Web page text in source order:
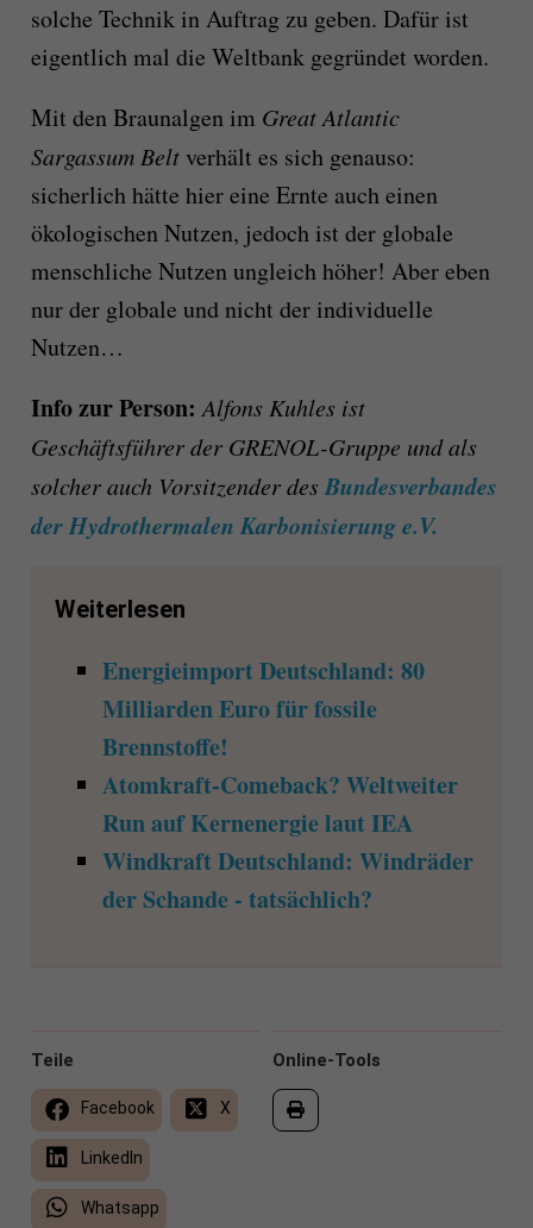
solche Technik in Auftrag zu geben. Dafür ist
eigentlich mal die Weltbank gegründet worden.
Mit den Braunalgen im Great Atlantic
Sargassum Beltverhält es sich genauso:
sicherlich hätte hier eine Ernte auch einen
ökologischen Nutzen, jedoch ist der globale
menschliche Nutzen ungleich höher! Aber eben
nur der globale und nicht der individuelle
Nutzen…
Info zur Person: Alfons Kuhles ist
Geschäftsführer der GRENOL-Gruppe und als
solcher auch Vorsitzender desBundesverbandes
der Hydrothermalen Karbonisierung e.V.
Weiterlesen
Energieimport Deutschland: 80
Milliarden Euro für fossile
Brennstoffe!
Atomkraft-Comeback? Weltweiter
Run auf Kernenergie laut IEA
Windkraft Deutschland: Windräder
der Schande - tatsächlich?
Online-Tools
Teile
Facebook X
LinkedIn
Whatsapp